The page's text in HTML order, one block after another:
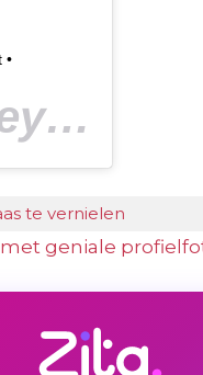
•
on
te vernielen
geniale